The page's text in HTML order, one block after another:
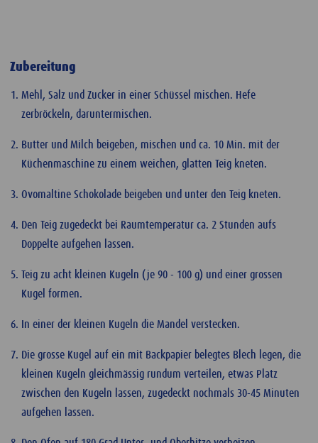
Zubereitung
Mehl, Salz und Zucker in einer Schüssel mischen. Hefe
zerbröckeln, daruntermischen.
Butter und Milch beigeben, mischen und ca. 10 Min. mit der
Küchenmaschine zu einem weichen, glatten Teig kneten.
Ovomaltine Schokolade beigeben und unter den Teig kneten.
Den Teig zugedeckt bei Raumtemperatur ca. 2 Stunden aufs
Doppelte aufgehen lassen.
Teig zu acht kleinen Kugeln (je 90 - 100 g) und einer grossen
Kugel formen.
In einer der kleinen Kugeln die Mandel verstecken.
Die grosse Kugel auf ein mit Backpapier belegtes Blech legen, die
kleinen Kugeln gleichmässig rundum verteilen, etwas Platz
zwischen den Kugeln lassen, zugedeckt nochmals 30-45 Minuten
aufgehen lassen.